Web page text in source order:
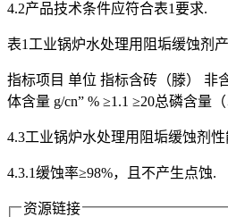
4.2产品技术条件应符合表1要求.
表1工业锅炉水处理用阻垢缓蚀剂
指标项目 单位 指标含砖（滕） 非
体含量 g/cn” % ≥1.1 ≥20总磷含量
4.3工业锅炉水处理用阻垢缓蚀剂性
4.3.1缓蚀率≥98%，且不产生点蚀.
资源链接